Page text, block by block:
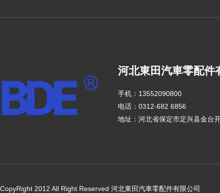
河北東田汽車零配件
手机：13552090800
电话：0312-682 6856
地址：河北省保定市定兴县金台
CopyRight 2012 All Right Reserved 河北東田汽車零配件有限公司